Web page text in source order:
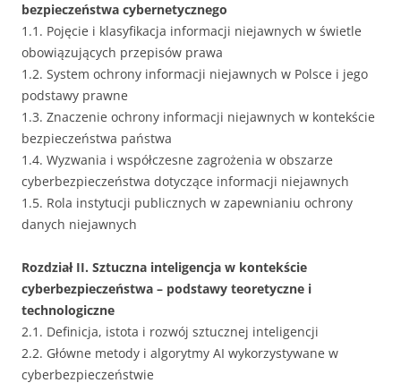
bezpieczeństwa cybernetycznego
1.1. Pojęcie i klasyfikacja informacji niejawnych w świetle
obowiązujących przepisów prawa
1.2. System ochrony informacji niejawnych w Polsce i jego
podstawy prawne
1.3. Znaczenie ochrony informacji niejawnych w kontekście
bezpieczeństwa państwa
1.4. Wyzwania i współczesne zagrożenia w obszarze
cyberbezpieczeństwa dotyczące informacji niejawnych
1.5. Rola instytucji publicznych w zapewnianiu ochrony
danych niejawnych
Rozdział II. Sztuczna inteligencja w kontekście
cyberbezpieczeństwa – podstawy teoretyczne i
technologiczne
2.1. Definicja, istota i rozwój sztucznej inteligencji
2.2. Główne metody i algorytmy AI wykorzystywane w
cyberbezpieczeństwie